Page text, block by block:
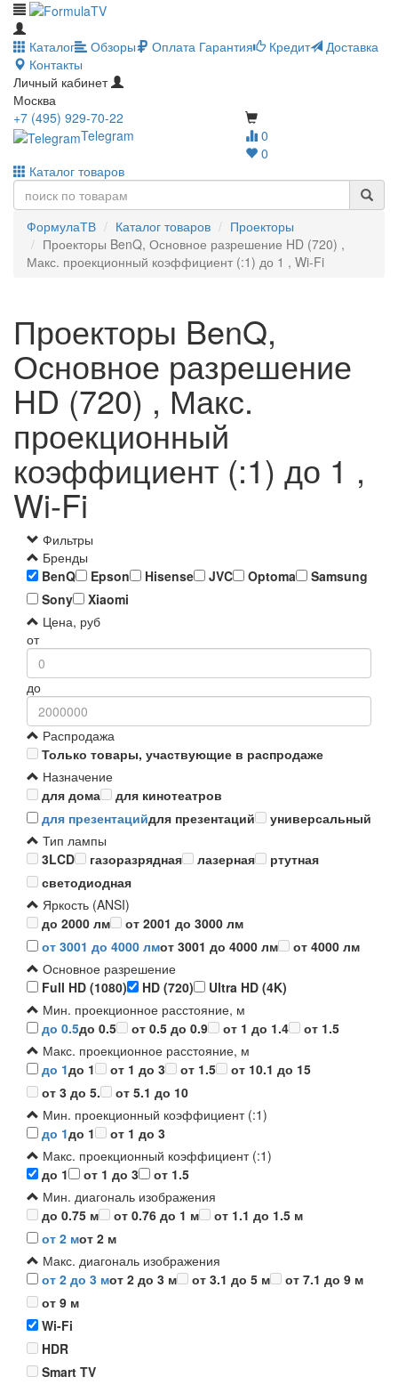
Каталог Обзоры Оплата Гарантия Кредит
Доставка
Контакты
Личный кабинет
Москва
0
0
+7 (495) 929-70-22
Telegram
Каталог товаров
ФормулаТВ Каталог товаров
Проекторы
Проекторы BenQ, Основное разрешение HD (720) ,
Макс. проекционный коэффициент (:1) до 1 , Wi-Fi
Проекторы BenQ,
Основное разрешение
HD (720) , Макс.
проекционный
коэффициент (:1) до 1 ,
Wi-Fi
Фильтры
Бренды
BenQ
Epson Hisense JVC Optoma
Samsung
Sony
Xiaomi
Цена, руб
от
до
Распродажа
Только товары, участвующие в распродаже
Назначение
для дома
для кинотеатров
для презентацийдля презентаций
универсальный
Тип лампы
3LCD
газоразрядная лазерная
ртутная
светодиодная
Яркость (ANSI)
до 2000 лм
от 2001 до 3000 лм
от 3001 до 4000 лмот 3001 до 4000 лм
от 4000 лм
Основное разрешение
Full HD (1080)
HD (720)
Ultra HD (4K)
Мин. проекционное расстояние, м
до 0.5до 0.5 от 0.5 до 0.9 от 1 до 1.4
от 1.5
Макс. проекционное расстояние, м
до 1до 1 от 1 до 3 от 1.5
от 10.1 до 15
от 3 до 5.
от 5.1 до 10
Мин. проекционный коэффициент (:1)
до 1до 1
от 1 до 3
Макс. проекционный коэффициент (:1)
до 1
от 1 до 3
от 1.5
Мин. диагональ изображения
до 0.75 м
от 0.76 до 1 м
от 1.1 до 1.5 м
от 2 мот 2 м
Макс. диагональ изображения
от 2 до 3 мот 2 до 3 м от 3.1 до 5 м
от 7.1 до 9 м
от 9 м
Wi-Fi
HDR
Smart TV